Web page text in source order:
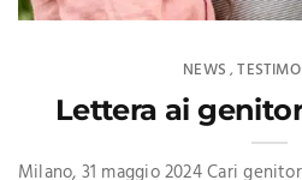
NEWS ,
Lettera ai
Milano, 31 maggio 2024 Cari